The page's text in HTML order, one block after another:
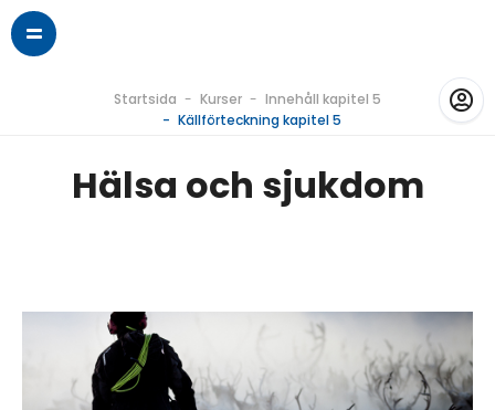
Startsida Kurser
Innehåll kapitel 5
Källförteckning kapitel 5
Hälsa och sjukdom